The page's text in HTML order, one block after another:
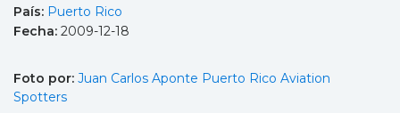
País: Puerto Rico
Fecha: 2009-12-18
Foto por: Juan Carlos Aponte Puerto Rico Aviation
Spotters